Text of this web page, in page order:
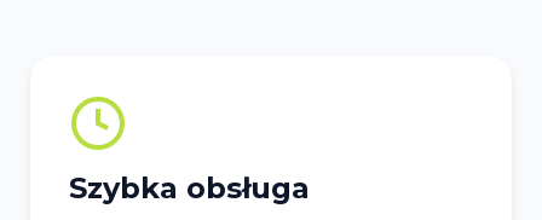
Szybka obsługa